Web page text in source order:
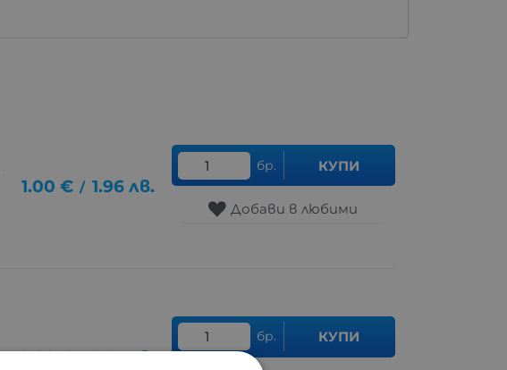
1.00 € / 1.96 лв.
бр. КУПИ
Добави в любими
0.89 € 1.74 лв.
бр. КУПИ